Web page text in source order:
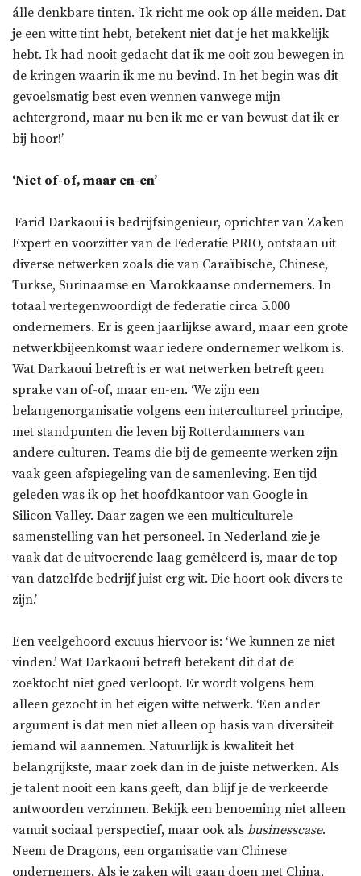
álle denkbare tinten. ‘Ik richt me ook op álle meiden. Dat
je een witte tint hebt, betekent niet dat je het makkelijk
hebt. Ik had nooit gedacht dat ik me ooit zou bewegen in
de kringen waarin ik me nu bevind. In het begin was dit
gevoelsmatig best even wennen vanwege mijn
achtergrond, maar nu ben ik me er van bewust dat ik er
bij hoor!’
‘Niet of-of, maar en-en’
Farid Darkaoui is bedrijfsingenieur, oprichter van Zaken
Expert en voorzitter van de Federatie PRIO, ontstaan uit
diverse netwerken zoals die van Caraïbische, Chinese,
Turkse, Surinaamse en Marokkaanse ondernemers. In
totaal vertegenwoordigt de federatie circa 5.000
ondernemers. Er is geen jaarlijkse award, maar een grote
netwerkbijeenkomst waar iedere ondernemer welkom is.
Wat Darkaoui betreft is er wat netwerken betreft geen
sprake van of-of, maar en-en. ‘We zijn een
belangenorganisatie volgens een intercultureel principe,
met standpunten die leven bij Rotterdammers van
andere culturen. Teams die bij de gemeente werken zijn
vaak geen afspiegeling van de samenleving. Een tijd
geleden was ik op het hoofdkantoor van Google in
Silicon Valley. Daar zagen we een multiculturele
samenstelling van het personeel. In Nederland zie je
vaak dat de uitvoerende laag gemêleerd is, maar de top
van datzelfde bedrijf juist erg wit. Die hoort ook divers te
zijn.’
Een veelgehoord excuus hiervoor is: ‘We kunnen ze niet
vinden.’ Wat Darkaoui betreft betekent dit dat de
zoektocht niet goed verloopt. Er wordt volgens hem
alleen gezocht in het eigen witte netwerk. ‘Een ander
argument is dat men niet alleen op basis van diversiteit
iemand wil aannemen. Natuurlijk is kwaliteit het
belangrijkste, maar zoek dan in de juiste netwerken. Als
je talent nooit een kans geeft, dan blijf je de verkeerde
antwoorden verzinnen. Bekijk een benoeming niet alleen
vanuit sociaal perspectief, maar ook als businesscase.
Neem de Dragons, een organisatie van Chinese
ondernemers. Als je zaken wilt gaan doen met China,